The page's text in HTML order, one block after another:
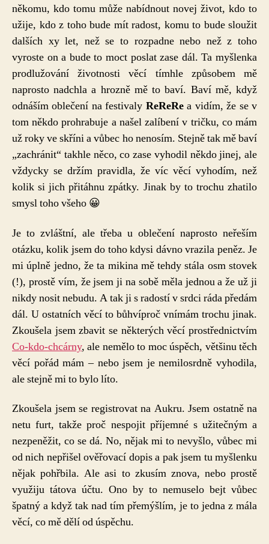
někomu, kdo tomu může nabídnout novej život, kdo to
užije, kdo z toho bude mít radost, komu to bude sloužit
dalších xy let, než se to rozpadne nebo než z toho
vyroste on a bude to moct poslat zase dál. Ta myšlenka
prodlužování životnosti věcí tímhle způsobem mě
naprosto nadchla a hrozně mě to baví. Baví mě, když
odnáším oblečení na festivaly ReReRea vidím, že se v
tom někdo prohrabuje a našel zalíbení v tričku, co mám
už roky ve skříni a vůbec ho nenosím. Stejně tak mě baví
„zachránit“ takhle něco, co zase vyhodil někdo jinej, ale
vždycky se držím pravidla, že víc věcí vyhodím, než
kolik si jich přitáhnu zpátky. Jinak by to trochu zhatilo
smysl toho všeho 😀
Je to zvláštní, ale třeba u oblečení naprosto neřeším
otázku, kolik jsem do toho kdysi dávno vrazila peněz. Je
mi úplně jedno, že ta mikina mě tehdy stála osm stovek
(!), prostě vím, že jsem ji na sobě měla jednou a že už ji
nikdy nosit nebudu. A tak ji s radostí v srdci ráda předám
dál. U ostatních věcí to bůhvíproč vnímám trochu jinak.
Zkoušela jsem zbavit se některých věcí prostřednictvím
Co-kdo-chcárny, ale nemělo to moc úspěch, většinu těch
věcí pořád mám – nebo jsem je nemilosrdně vyhodila,
ale stejně mi to bylo líto.
Zkoušela jsem se registrovat na Aukru. Jsem ostatně na
netu furt, takže proč nespojit příjemné s užitečným a
nezpeněžit, co se dá. No, nějak mi to nevyšlo, vůbec mi
od nich nepřišel ověřovací dopis a pak jsem tu myšlenku
nějak pohřbila. Ale asi to zkusím znova, nebo prostě
využiju tátova účtu. Ono by to nemuselo bejt vůbec
špatný a když tak nad tím přemýšlím, je to jedna z mála
věcí, co mě dělí od úspěchu.